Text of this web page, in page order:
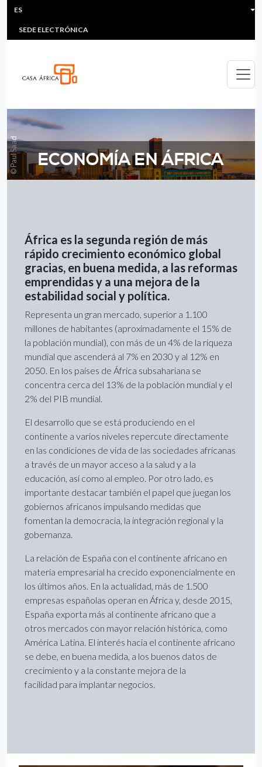
Pasar al contenido principal
HEADER MENU
MULTIMEDIA
SEDE ELECTRÓNICA
ES
© Paul Saad ECONOMÍA EN ÁFRICA
África es la segunda región de más
rápido crecimiento económico global
gracias, en buena medida, a las reformas
emprendidas y a una mejora de la
estabilidad social y política.
Representa un gran mercado, superior a 1.100
millones de habitantes (aproximadamente el 15% de
la población mundial), con más de un 4% de la riqueza
mundial que ascenderá al 7% en 2030 y al 12% en
2050. En los países de África subsahariana se
concentra cerca del 13% de la población mundial y el
2% del PIB mundial.
El desarrollo que se está produciendo en el
continente a varios niveles repercute directamente
en las condiciones de vida de las sociedades africanas
a través de un mayor acceso a la salud y a la
educación, así como al empleo. Por otro lado, es
importante destacar también el papel que juegan los
gobiernos africanos impulsando medidas que
fomentan la democracia, la integración regional y la
gobernanza.
La relación de España con el continente africano en
materia empresarial ha crecido exponencialmente en
los últimos años. En la actualidad, más de 1.500
empresas españolas operan en África y, desde 2015,
España exporta más al continente africano que a
otros mercados con mayor relación histórica, como
América Latina. El interés hacia el continente africano
se debe, en buena medida, a los buenos datos de
crecimiento y a la constante mejora de la
facilidad para implantar negocios.